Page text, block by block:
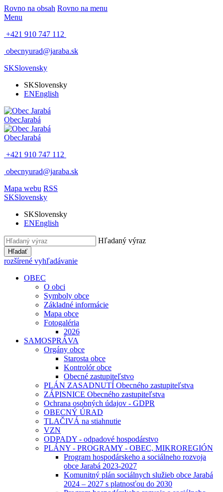
Rovno na obsah Rovno na menu
Menu
+421 910 747 112
obecnyurad@jaraba.sk
SKSlovensky
SKSlovensky
ENEnglish
ObecJarabá
ObecJarabá
+421 910 747 112
obecnyurad@jaraba.sk
Mapa webu RSS
SKSlovensky
SKSlovensky
ENEnglish
Hľadaný výraz
Hľadať
rozšírené vyhľadávanie
OBEC
O obci
Symboly obce
Základné informácie
Mapa obce
Fotogaléria
2026
SAMOSPRÁVA
Orgány obce
Starosta obce
Kontrolór obce
Obecné zastupiteľstvo
PLÁN ZASADNUTÍ Obecného zastupiteľstva
ZÁPISNICE Obecného zastupiteľstva
Ochrana osobných údajov - GDPR
OBECNÝ ÚRAD
TLAČIVÁ na stiahnutie
VZN
ODPADY - odpadové hospodárstvo
PLÁNY - PROGRAMY - OBEC, MIKROREGIÓN
Program hospodárskeho a sociálneho rozvoja
obce Jarabá 2023-2027
Komunitný plán sociálnych služieb obce Jarabá
2024 – 2027 s platnosťou do 2030